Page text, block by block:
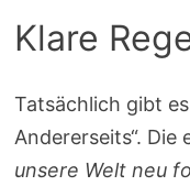
Klare
Tatsächlich gibt
Andererseits“.
unsere Welt neu